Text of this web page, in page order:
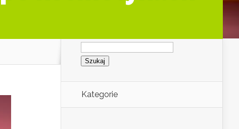
Szukaj:
Kategorie